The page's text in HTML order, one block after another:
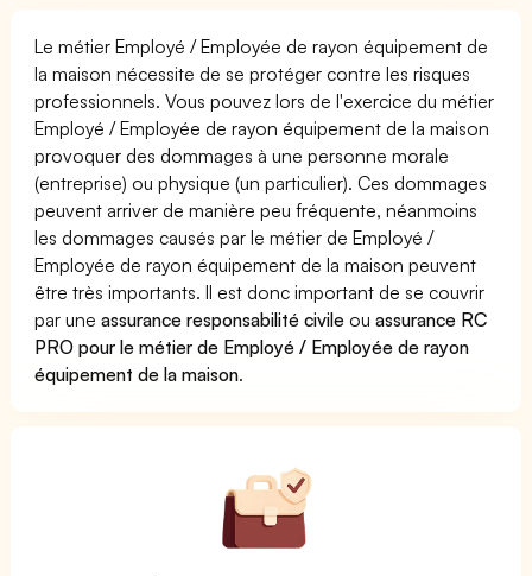
Le métier Employé / Employée de rayon équipement de
la maison nécessite de se protéger contre les risques
professionnels. Vous pouvez lors de l'exercice du métier
Employé / Employée de rayon équipement de la maison
provoquer des dommages à une personne morale
(entreprise) ou physique (un particulier). Ces dommages
peuvent arriver de manière peu fréquente, néanmoins
les dommages causés par le métier de Employé /
Employée de rayon équipement de la maison peuvent
être très importants. Il est donc important de se couvrir
par uneassurance responsabilité civile ouassurance RC
PRO pour le métier de Employé / Employée de rayon
équipement de la maison.